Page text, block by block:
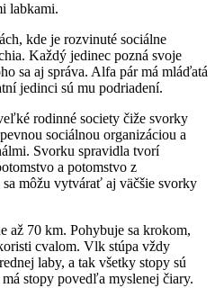
labkami.
kde je rozvinuté sociálne
Každý jedinec pozná svoje
sa aj správa. Alfa pár má mláďatá
jedinci sú mu podriadení.
rodinné society čiže svorky
sociálnou organizáciou a
Svorku spravidla tvorí
a potomstvo z
môžu vytvárať aj väčšie svorky
až 70 km. Pohybuje sa krokom,
cvalom. Vlk stúpa vždy
laby, a tak všetky stopy sú
stopy povedľa myslenej čiary.